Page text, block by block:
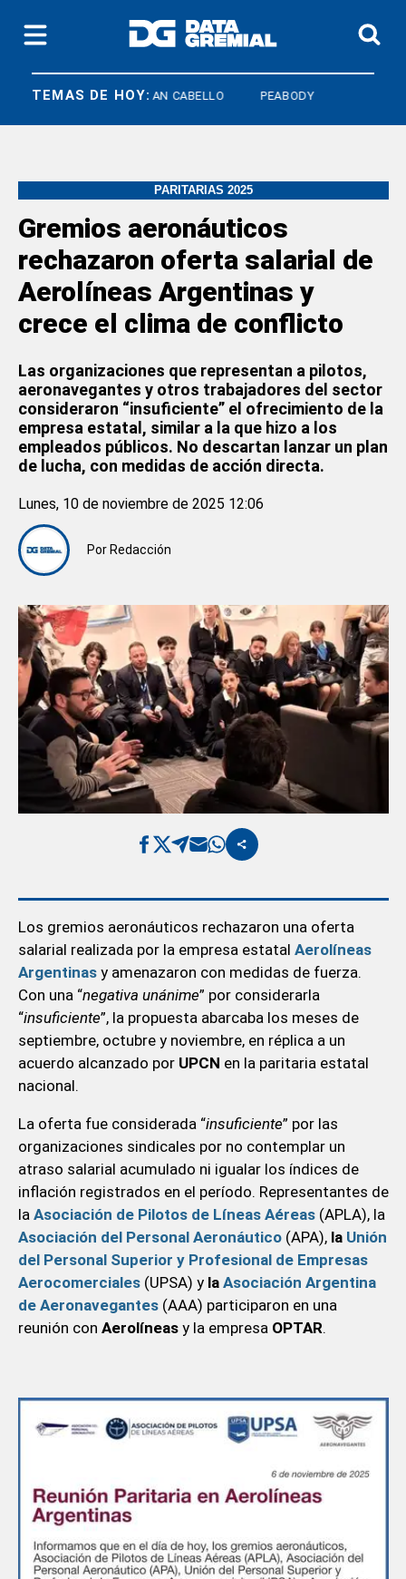
TEMAS DE HOY:
ESTEBAN CABELLO PEABODY
PARITARIAS 2025
Gremios aeronáuticos
rechazaron oferta salarial de
Aerolíneas Argentinas y
crece el clima de conflicto
Las organizaciones que representan a pilotos,
aeronavegantes y otros trabajadores del sector
consideraron “insuficiente” el ofrecimiento de la
empresa estatal, similar a la que hizo a los
empleados públicos. No descartan lanzar un plan
de lucha, con medidas de acción directa.
Por Redacción
Lunes, 10 de noviembre de 2025 12:06
Los gremios aeronáuticos rechazaron una oferta
salarial realizada por la empresa estatal Aerolíneas
Argentinas y amenazaron con medidas de fuerza.
Con una “negativa unánime” por considerarla
“insuficiente”, la propuesta abarcaba los meses de
septiembre, octubre y noviembre, en réplica a un
acuerdo alcanzado por UPCN en la paritaria estatal
nacional.
La oferta fue considerada “insuficiente” por las
organizaciones sindicales por no contemplar un
atraso salarial acumulado ni igualar los índices de
inflación registrados en el período. Representantes de
la Asociación de Pilotos de Líneas Aéreas (APLA), la
Asociación del Personal Aeronáutico (APA), la Unión
del Personal Superior y Profesional de Empresas
Aerocomerciales (UPSA) y la Asociación Argentina
de Aeronavegantes(AAA) participaron en una
reunión con Aerolíneasy la empresa OPTAR.